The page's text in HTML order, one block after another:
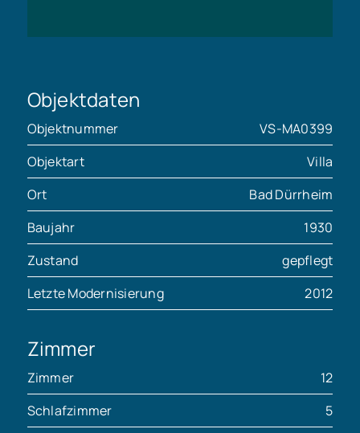
Objektdaten
Objektnummer
VS-MA0399
Objektart
Villa
Ort
Bad Dürrheim
Baujahr
1930
Zustand
gepflegt
Letzte Modernisierung
2012
Zimmer
Zimmer
12
Schlafzimmer
5